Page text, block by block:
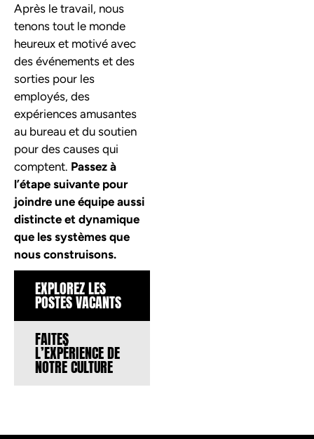
Après le travail, nous
tenons tout le monde
heureux et motivé avec
des événements et des
sorties pour les
employés, des
expériences amusantes
au bureau et du soutien
pour des causes qui
comptent. Passez à
l’étape suivante pour
joindre une équipe aussi
distincte et dynamique
que les systèmes que
nous construisons.
EXPLOREZ LES
POSTES VACANTS
FAITES
L’EXPÉRIENCE DE
NOTRE CULTURE